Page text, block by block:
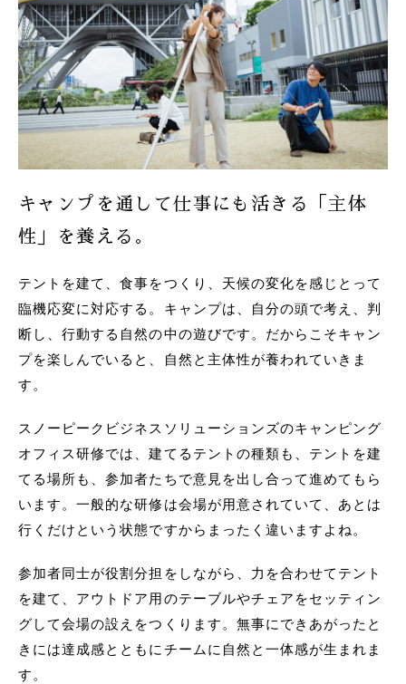
キャンプを通して仕事にも活きる「主体
性」を養える。
テントを建て、食事をつくり、天候の変化を感じとって
臨機応変に対応する。キャンプは、自分の頭で考え、判
断し、行動する自然の中の遊びです。だからこそキャン
プを楽しんでいると、自然と主体性が養われていきま
す。
スノーピークビジネスソリューションズのキャンピング
オフィス研修では、建てるテントの種類も、テントを建
てる場所も、参加者たちで意見を出し合って進めてもら
います。一般的な研修は会場が用意されていて、あとは
行くだけという状態ですからまったく違いますよね。
参加者同士が役割分担をしながら、力を合わせてテント
を建て、アウトドア用のテーブルやチェアをセッティン
グして会場の設えをつくります。無事にできあがったと
きには達成感とともにチームに自然と一体感が生まれま
す。